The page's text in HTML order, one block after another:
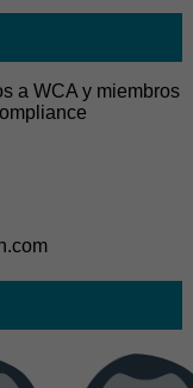
a WCA y miembros